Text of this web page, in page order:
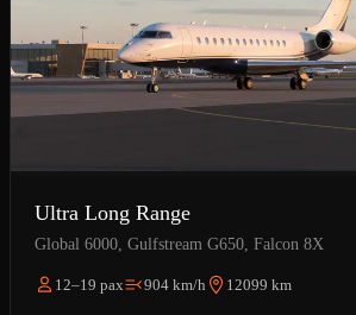
Ultra Long Range
Global 6000, Gulfstream G650, Falcon 8X
12–19 pax 904 km/h 12099 km